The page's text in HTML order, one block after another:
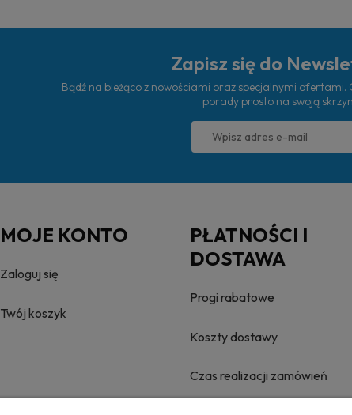
Zapisz się do
Bądź na bieżąco z nowościami oraz specjalnymi
porady prosto na swoją
MOJE KONTO
Zaloguj się
Twój koszyk
PŁATNOŚCI I
DOSTAWA
Progi rabatowe
Koszty dostawy
Czas realizacji zamówień